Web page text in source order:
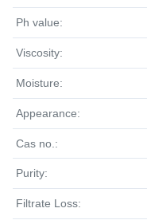
Ph value:
Viscosity:
Moisture:
Appearance:
Cas no.:
Purity:
Filtrate Loss: